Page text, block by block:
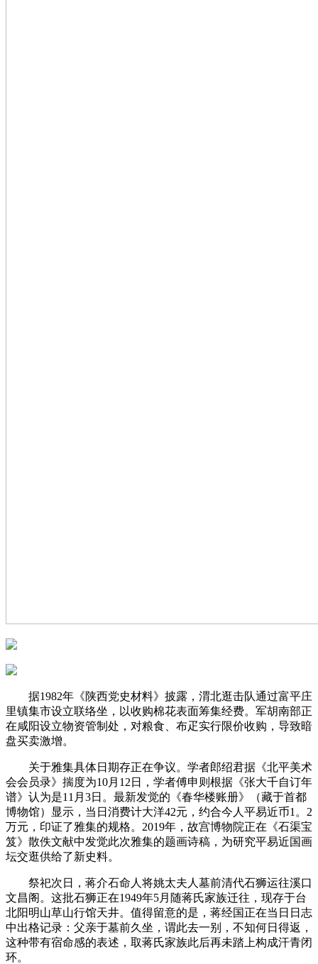
据1982年《陕西党史材料》披露，渭北逛击队通过富平庄
里镇集市设立联络坐，以收购棉花表面筹集经费。军胡南部正
在咸阳设立物资管制处，对粮食、布疋实行限价收购，导致暗
盘买卖激增。
关于雅集具体日期存正在争议。学者郎绍君据《北平美术
会会员录》揣度为10月12日，学者傅申则根据《张大千自订年
谱》认为是11月3日。最新发觉的《春华楼账册》（藏于首都
博物馆）显示，当日消费计大洋42元，约合今人平易近币1。2
万元，印证了雅集的规格。2019年，故宫博物院正在《石渠宝
笈》散佚文献中发觉此次雅集的题画诗稿，为研究平易近国画
坛交逛供给了新史料。
祭祀次日，蒋介石命人将姚太夫人墓前清代石狮运往溪口
文昌阁。这批石狮正在1949年5月随蒋氏家族迁往，现存于台
北阳明山草山行馆天井。值得留意的是，蒋经国正在当日日志
中出格记录：父亲于墓前久坐，谓此去一别，不知何日得返，
这种带有宿命感的表述，取蒋氏家族此后再未踏上构成汗青闭
环。